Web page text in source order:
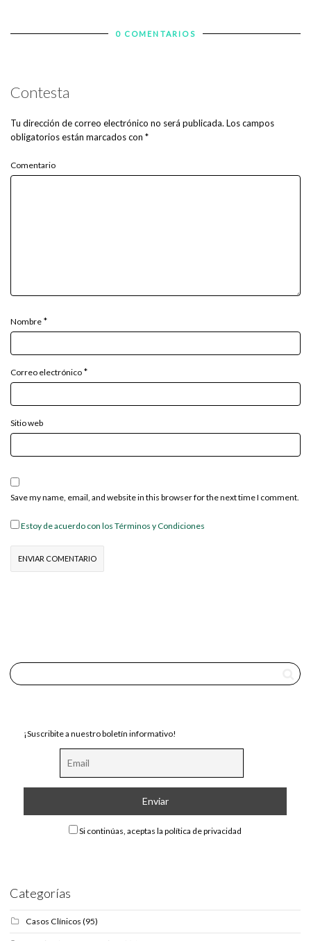
0 COMENTARIOS
Contesta
Tu dirección de correo electrónico no será publicada. Los campos
obligatorios están marcados con *
Comentario
Nombre *
Correo electrónico *
Sitio web
Save my name, email, and website in this browser for the next time I comment.
Estoy de acuerdo con los Términos y Condiciones
¡Suscribite a nuestro boletín informativo!
Si continúas, aceptas la política de privacidad
Categorías
Casos Clínicos (95)